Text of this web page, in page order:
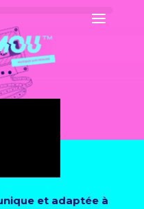
et adaptée à